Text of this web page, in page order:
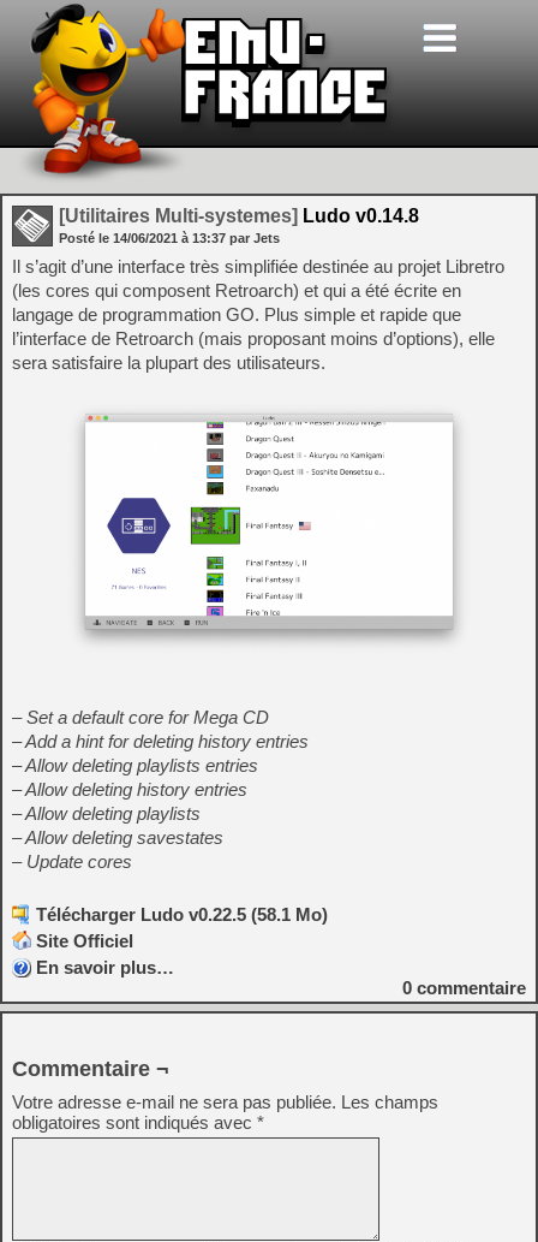
[Utilitaires Multi-systemes] Ludo v0.14.8
Posté le 14/06/2021 à 13:37 par Jets
Il s’agit d’une interface très simplifiée destinée au projet Libretro
(les cores qui composent Retroarch) et qui a été écrite en
langage de programmation GO. Plus simple et rapide que
l’interface de Retroarch (mais proposant moins d’options), elle
sera satisfaire la plupart des utilisateurs.
– Set a default core for Mega CD
– Add a hint for deleting history entries
– Allow deleting playlists entries
– Allow deleting history entries
– Allow deleting playlists
– Allow deleting savestates
– Update cores
Télécharger Ludo v0.22.5 (58.1 Mo)
Site Officiel
En savoir plus…
0 commentaire
Commentaire ¬
Votre adresse e-mail ne sera pas publiée. Les champs
obligatoires sont indiqués avec *